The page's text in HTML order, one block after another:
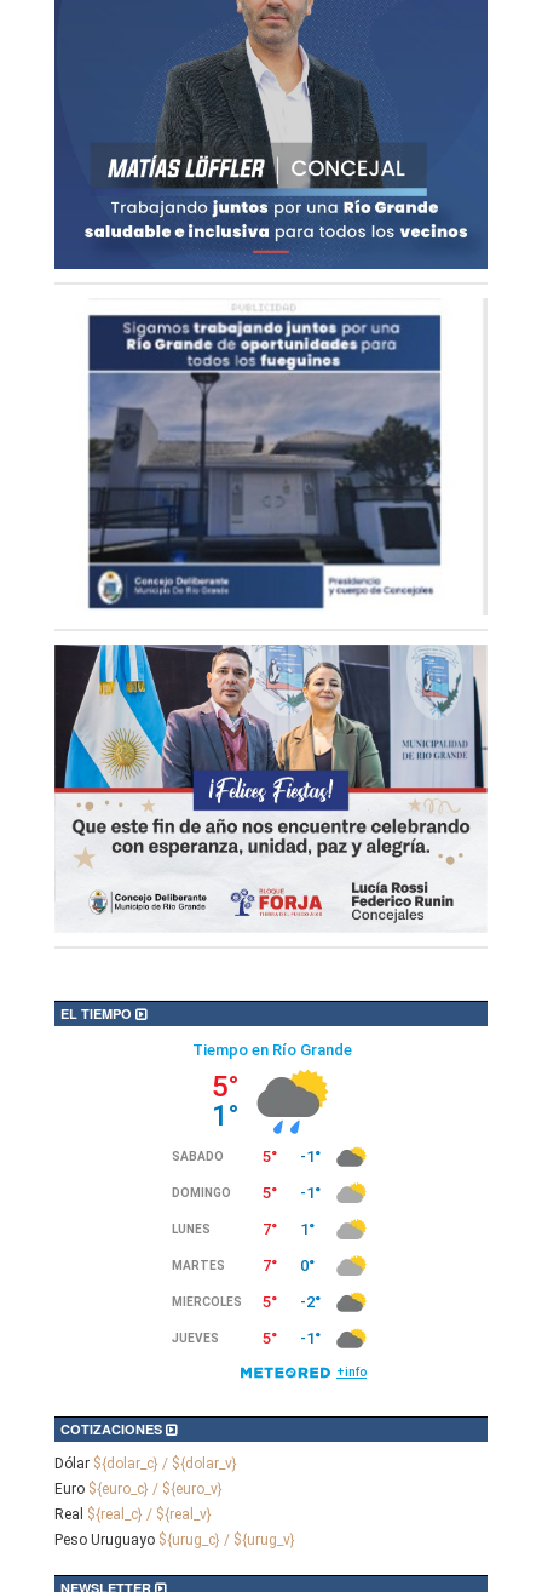
EL TIEMPO
COTIZACIONES
Dólar ${dolar_c} / ${dolar_v}
Euro ${euro_c} / ${euro_v}
Real ${real_c} / ${real_v}
Peso Uruguayo ${urug_c} / ${urug_v}
NEWSLETTER